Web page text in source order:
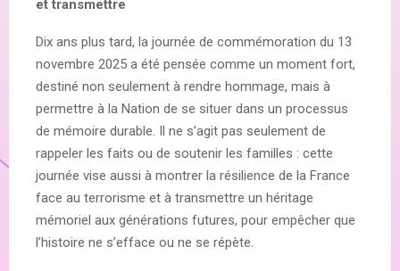
et transmettre
Dix ans plus tard, la journée de commémoration du 13
novembre 2025 a été pensée comme un moment fort,
destiné non seulement à rendre hommage, mais à
permettre à la Nation de se situer dans un processus
de mémoire durable. Il ne s’agit pas seulement de
rappeler les faits ou de soutenir les familles : cette
journée vise aussi à montrer la résilience de la France
face au terrorisme et à transmettre un héritage
mémoriel aux générations futures, pour empêcher que
l’histoire ne s’efface ou ne se répète.